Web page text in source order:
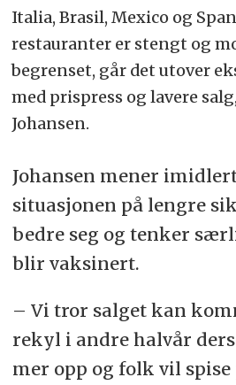
Italia, Brasil, Mexico og
restauranter er stengt og
begrenset, går det utover
med prispress og lavere
Johansen.
Johansen mener
situasjonen på lengre
bedre seg og tenker
blir vaksinert.
– Vi tror salget kan
rekyl i andre halvår
mer opp og folk vil